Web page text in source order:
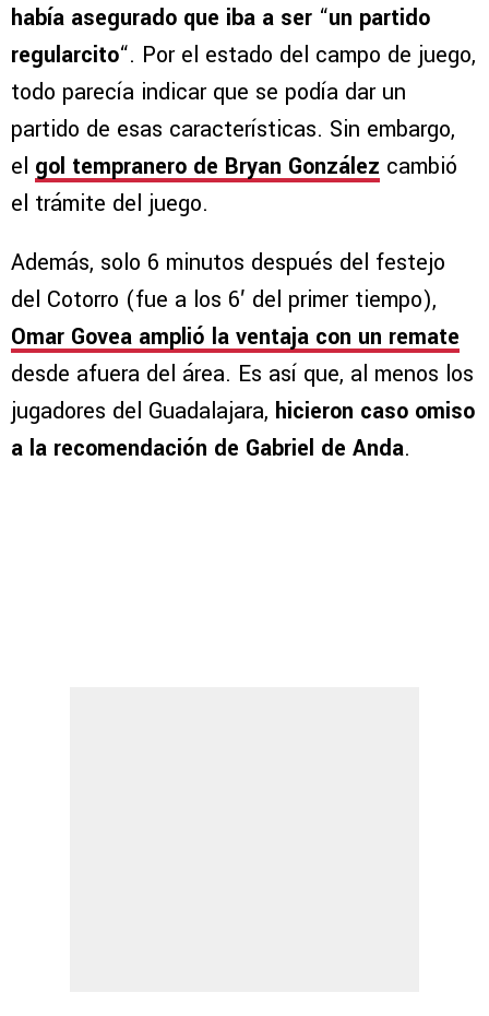
había asegurado que iba a ser “un partido
regularcito“. Por el estado del campo de juego,
todo parecía indicar que se podía dar un
partido de esas características. Sin embargo,
el gol tempranero de Bryan González cambió
el trámite del juego.
Además, solo 6 minutos después del festejo
del Cotorro (fue a los 6′ del primer tiempo),
Omar Govea amplió la ventaja con un remate
desde afuera del área. Es así que, al menos los
jugadores del Guadalajara, hicieron caso omiso
a la recomendación de Gabriel de Anda.